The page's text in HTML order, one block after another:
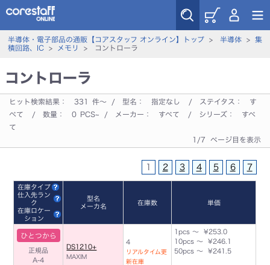
半導体・電子部品の通販【コアスタッフ オンライン】トップ> 半導体> 集
積回路、IC> メモリ > コントローラ
コントローラ
ヒット検索結果： 331 件～ / 型名： 指定なし / ステイタス：
す
べて
/ 数量： 0 PCS~ / メーカー： すべて / シリーズ：
すべ
て
1/7 ページ目を表示
1 2 3 4 5 6 7
在庫タイプ
仕入先ラン
ク
在庫ロケー
ション
型名
メーカ名
在庫数 単価
ひとつから
正規品
A-4
DS1210+
MAXIM
4
リアルタイム更
新在庫
1pcs ～ ¥253.0
10pcs ～ ¥246.1
50pcs ～ ¥241.5